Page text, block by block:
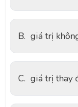
B. giá trị
C. giá trị thay